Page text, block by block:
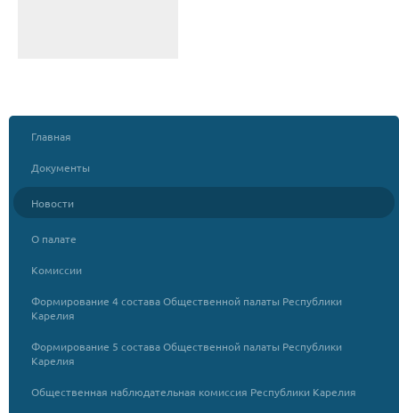
Главная
Документы
Новости
О палате
Комиссии
Формирование 4 состава Общественной палаты Республики
Карелия
Формирование 5 состава Общественной палаты Республики
Карелия
Общественная наблюдательная комиссия Республики Карелия